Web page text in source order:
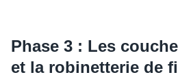
Phase 3 : Les
et la robinetterie de